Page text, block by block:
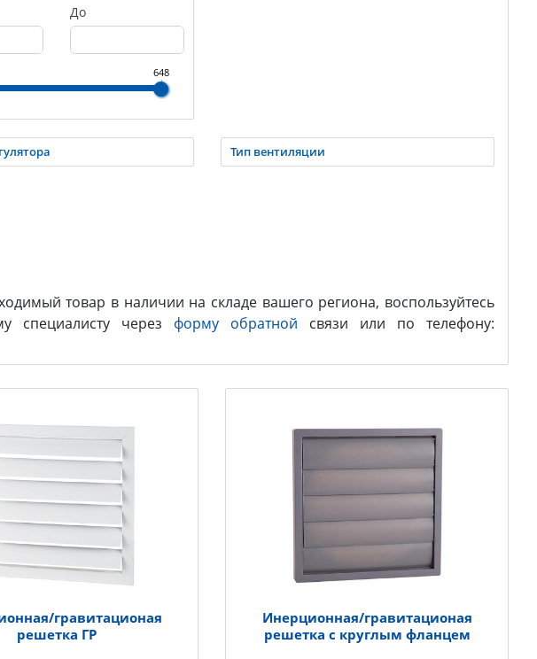
До
648
Тип вентиляции
товар в наличии на складе вашего региона, воспользуйтесь
специалисту через форму обратной связи или по телефону:
гравитационая
решетка ГР
Инерционная/гравитационая
решетка с круглым фланцем